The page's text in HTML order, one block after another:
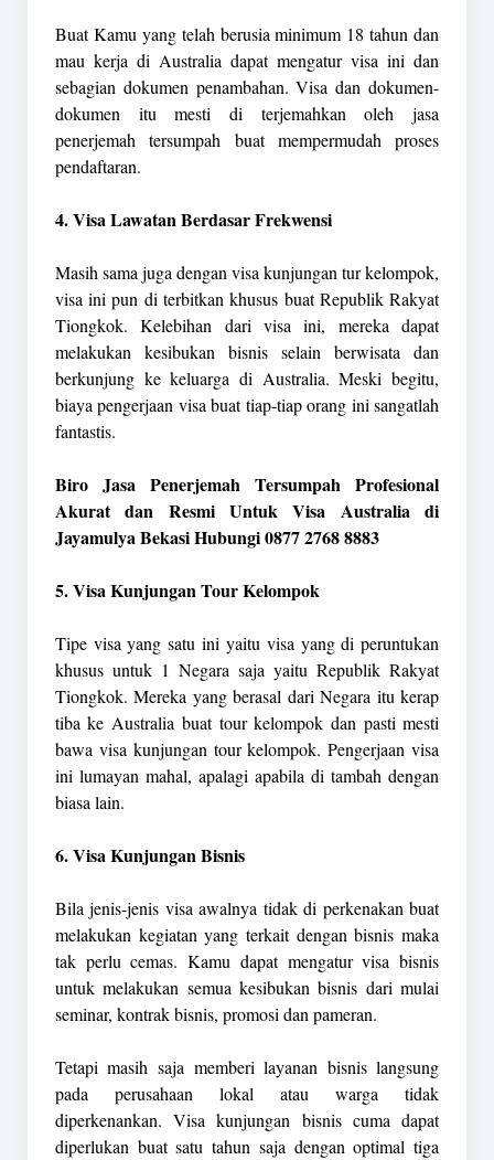
Buat Kamu yang telah berusia minimum 18 tahun dan
mau kerja di Australia dapat mengatur visa ini dan
sebagian dokumen penambahan. Visa dan dokumen-
dokumen itu mesti di terjemahkan oleh jasa
penerjemah tersumpah buat mempermudah proses
pendaftaran.
4. Visa Lawatan Berdasar Frekwensi
Masih sama juga dengan visa kunjungan tur kelompok,
visa ini pun di terbitkan khusus buat Republik Rakyat
Tiongkok. Kelebihan dari visa ini, mereka dapat
melakukan kesibukan bisnis selain berwisata dan
berkunjung ke keluarga di Australia. Meski begitu,
biaya pengerjaan visa buat tiap-tiap orang ini sangatlah
fantastis.
Biro Jasa Penerjemah Tersumpah Profesional
Akurat dan Resmi Untuk Visa Australia di
Jayamulya Bekasi Hubungi 0877 2768 8883
5. Visa Kunjungan Tour Kelompok
Tipe visa yang satu ini yaitu visa yang di peruntukan
khusus untuk 1 Negara saja yaitu Republik Rakyat
Tiongkok. Mereka yang berasal dari Negara itu kerap
tiba ke Australia buat tour kelompok dan pasti mesti
bawa visa kunjungan tour kelompok. Pengerjaan visa
ini lumayan mahal, apalagi apabila di tambah dengan
biasa lain.
6. Visa Kunjungan Bisnis
Bila jenis-jenis visa awalnya tidak di perkenakan buat
melakukan kegiatan yang terkait dengan bisnis maka
tak perlu cemas. Kamu dapat mengatur visa bisnis
untuk melakukan semua kesibukan bisnis dari mulai
seminar, kontrak bisnis, promosi dan pameran.
Tetapi masih saja memberi layanan bisnis langsung
pada perusahaan lokal atau warga tidak
diperkenankan. Visa kunjungan bisnis cuma dapat
diperlukan buat satu tahun saja dengan optimal tiga